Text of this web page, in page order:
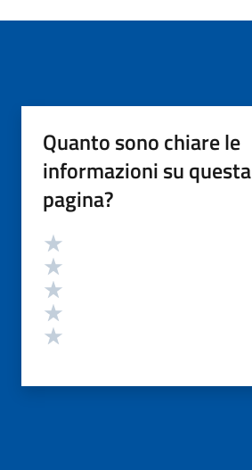
Quanto sono chiare le
informazioni su questa
pagina?
Valutazione